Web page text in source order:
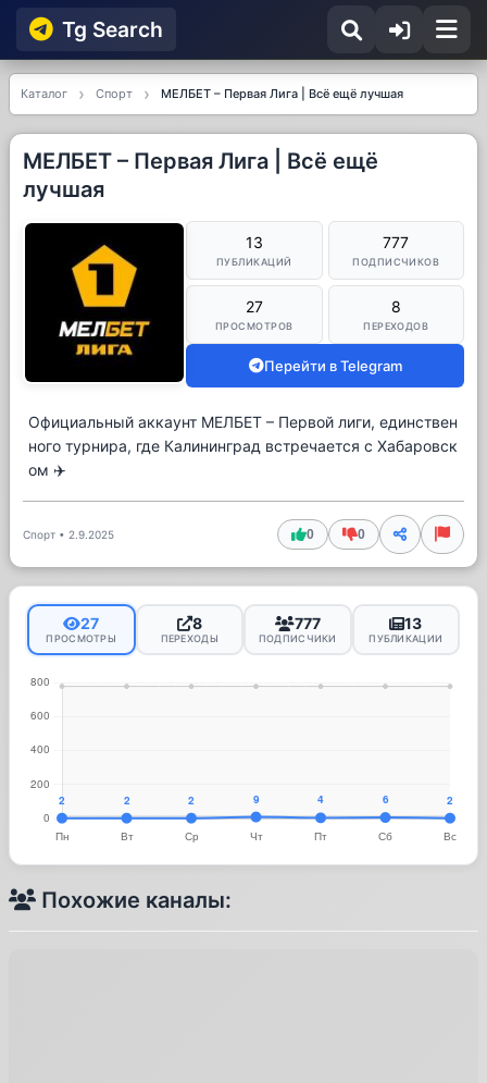
Tg Searсh
Каталог Спорт МЕЛБЕТ – Первая Лига | Всё ещё лучшая
МЕЛБЕТ – Первая Лига | Всё ещё
лучшая
13
ПУБЛИКАЦИЙ
777
ПОДПИСЧИКОВ
27
ПРОСМОТРОВ
8
ПЕРЕХОДОВ
Перейти в Telegram
Официальный аккаунт МЕЛБЕТ – Первой лиги, единствен
ного турнира, где Калининград встречается с Хабаровск
ом ✈️
Спорт • 2.9.2025 0 0
27
ПРОСМОТРЫ
8
ПЕРЕХОДЫ
777
ПОДПИСЧИКИ
13
ПУБЛИКАЦИИ
Похожие каналы: